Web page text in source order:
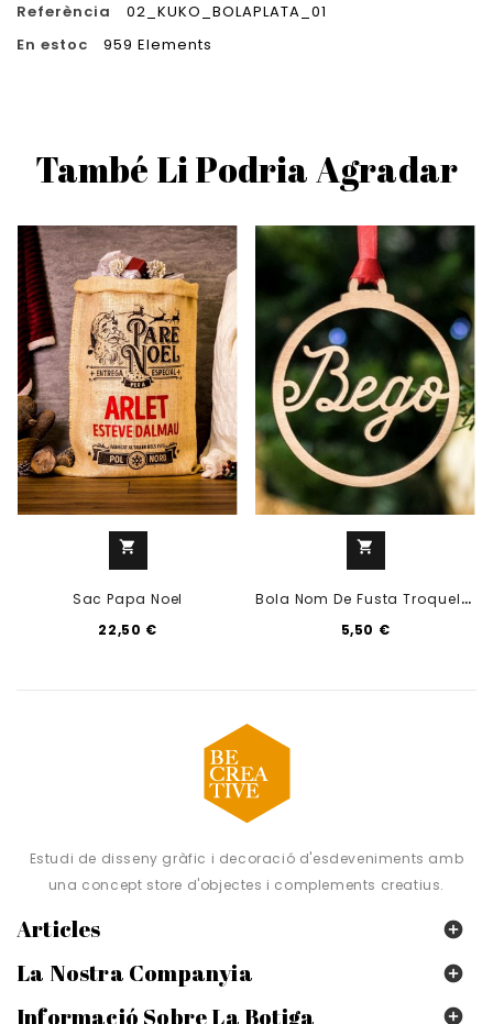
Referència
02_KUKO_BOLAPLATA_01
En estoc
959 Elements
També Li Podria Agradar
shopping_cart
Sac Papa Noel
22,50 €
shopping_cart
B
Ola Nom De Fusta Troquelat
5,50 €
Estudi de disseny gràfic i decoració d'esdeveniments amb
una concept store d'objectes i complements creatius.
Articles 
La Nostra Companyia 
Informació Sobre La Botiga 